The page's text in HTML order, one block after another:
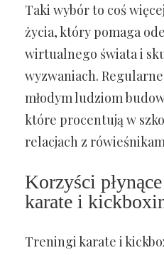
Taki wybór to coś
życia, który pomaga
wirtualnego świata i
wyzwaniach.
młodym ludziom
które procentują w
relacjach z
Korzyści
karate i
Treningi karate i